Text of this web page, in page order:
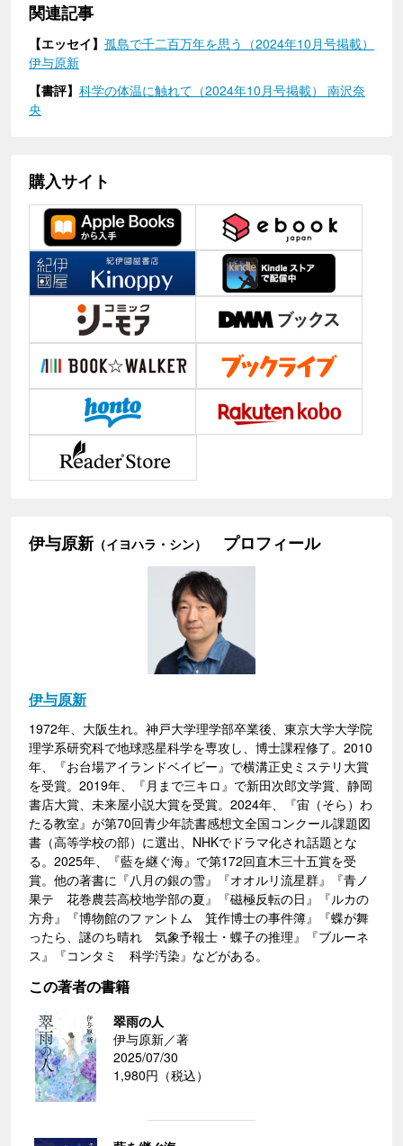
関連記事
【エッセイ】 孤島で千二百万年を思う（2024年10月号掲載）
伊与原新
【書評】 科学の体温に触れて（2024年10月号掲載） 南沢奈
央
購入サイト
伊与原新 （イヨハラ・シン） プロフィール
伊与原新
1972年、大阪生れ。神戸大学理学部卒業後、東京大学大学院
理学系研究科で地球惑星科学を専攻し、博士課程修了。2010
年、『お台場アイランドベイビー』で横溝正史ミステリ大賞
を受賞。2019年、『月まで三キロ』で新田次郎文学賞、静岡
書店大賞、未来屋小説大賞を受賞。2024年、『宙（そら）わ
たる教室』が第70回青少年読書感想文全国コンクール課題図
書（高等学校の部）に選出、NHKでドラマ化され話題とな
る。2025年、『藍を継ぐ海』で第172回直木三十五賞を受
賞。他の著書に『八月の銀の雪』『オオルリ流星群』『青ノ
果テ 花巻農芸高校地学部の夏』『磁極反転の日』『ルカの
方舟』『博物館のファントム 箕作博士の事件簿』『蝶が舞
ったら、謎のち晴れ 気象予報士・蝶子の推理』『ブルーネ
ス』『コンタミ 科学汚染』などがある。
この著者の書籍
翠雨の人
伊与原新／著
2025/07/30
1,980円（税込）